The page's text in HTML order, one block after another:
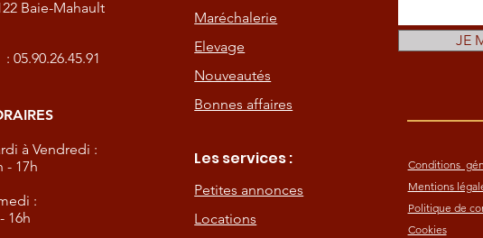
Baie-Mahault
: 05.90.26.45.91
à Vendredi :
- 17h
:
16h
Maréchalerie
Elevage
Nouveautés
Bonnes affaires
Les services :
Petites annonces
Locations
JE
Conditions
Mentions
Politique de
Cookies